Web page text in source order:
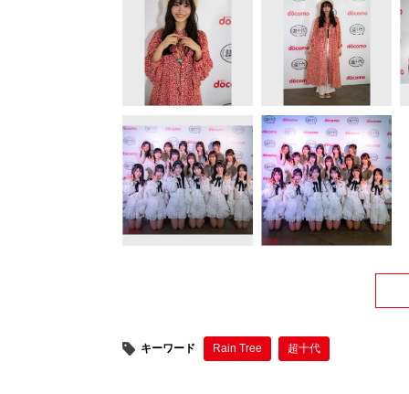
キーワード Rain Tree 超十代